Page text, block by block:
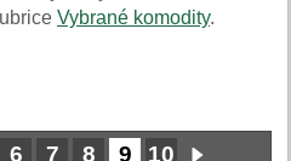
Vybrané komodity.
6 7 8 9 10